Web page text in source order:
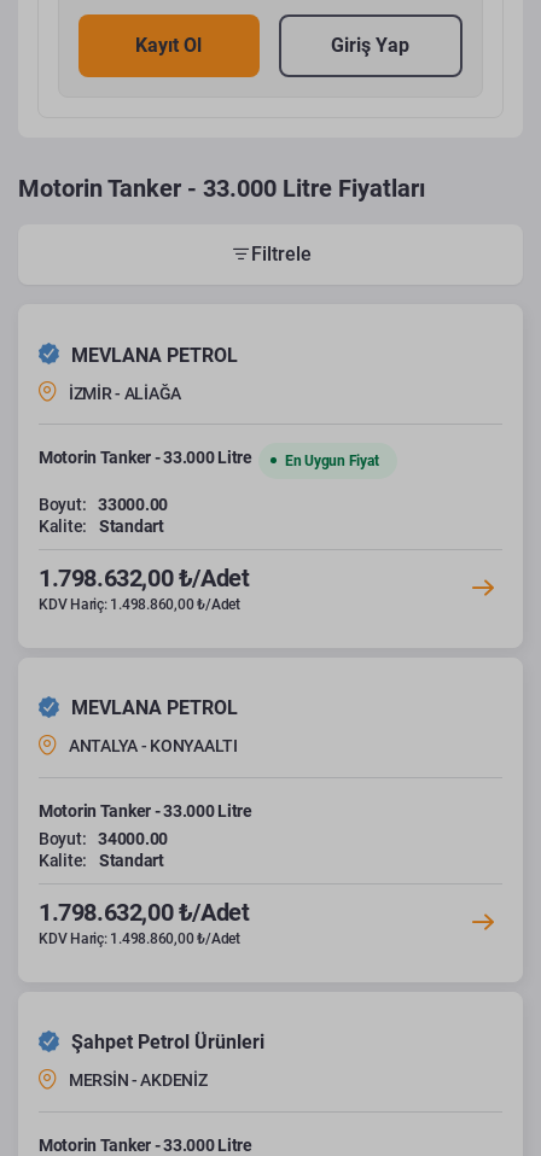
Kayıt Ol Giriş Yap
Motorin Tanker - 33.000 Litre Fiyatları
Filtrele
MEVLANA PETROL
İZMİR - ALİAĞA
Motorin Tanker - 33.000 Litre En Uygun Fiyat
Boyut:
33000.00
Kalite:
Standart
1.798.632,00 ₺/Adet
KDV Hariç: 1.498.860,00 ₺/Adet
MEVLANA PETROL
ANTALYA - KONYAALTI
Motorin Tanker - 33.000 Litre
Boyut:
34000.00
Kalite:
Standart
1.798.632,00 ₺/Adet
KDV Hariç: 1.498.860,00 ₺/Adet
Şahpet Petrol Ürünleri
MERSİN - AKDENİZ
Motorin Tanker - 33.000 Litre